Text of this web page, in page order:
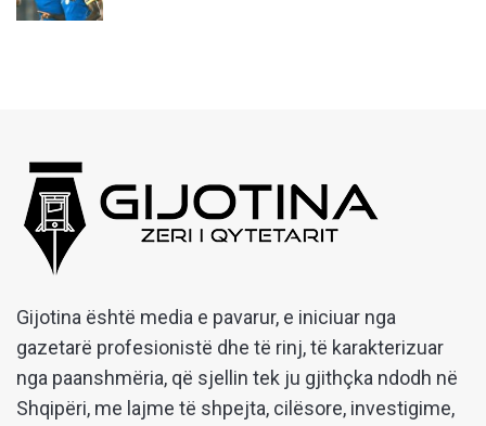
Gijotina është media e pavarur, e iniciuar nga
gazetarë profesionistë dhe të rinj, të karakterizuar
nga paanshmëria, që sjellin tek ju gjithçka ndodh në
Shqipëri, me lajme të shpejta, cilësore, investigime,